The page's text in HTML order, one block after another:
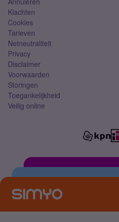
Klachten
Cookies
Tarieven
Netneutraliteit
Privacy
Disclaimer
Voorwaarden
Storingen
Toegankelijkheid
Veilig online